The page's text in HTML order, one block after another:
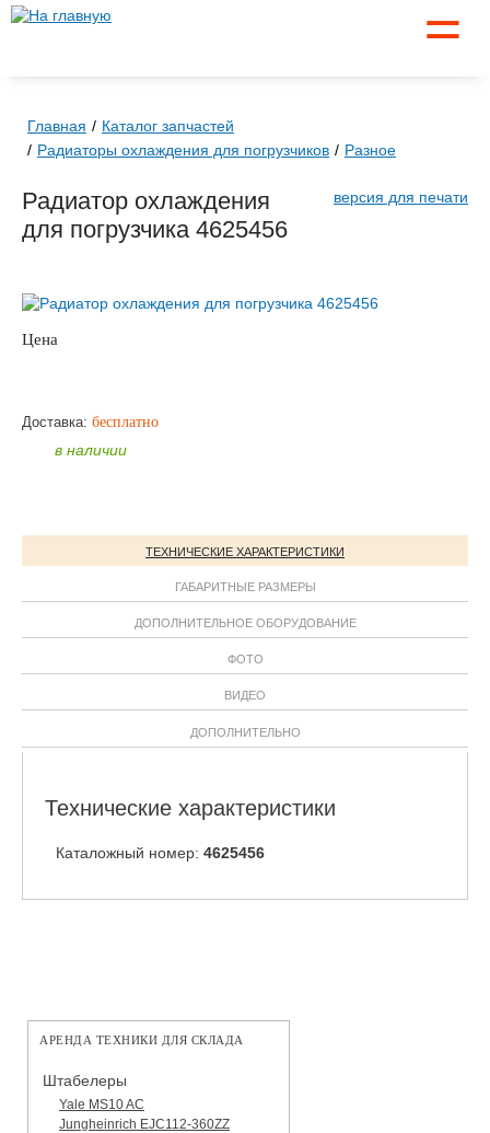
☰
Главная
Каталог запчастей
Радиаторы охлаждения для погрузчиков
Разное
версия для печати
Радиатор охлаждения
для погрузчика 4625456
Цена
Доставка: бесплатно
в наличии
ТЕХНИЧЕСКИЕ ХАРАКТЕРИСТИКИ
ГАБАРИТНЫЕ РАЗМЕРЫ
ДОПОЛНИТЕЛЬНОЕ ОБОРУДОВАНИЕ
ФОТО
ВИДЕО
ДОПОЛНИТЕЛЬНО
Технические характеристики
Каталожный номер: 4625456
АРЕНДА ТЕХНИКИ ДЛЯ СКЛАДА
Штабелеры
Yale MS10 AC
Jungheinrich EJC112-360ZZ